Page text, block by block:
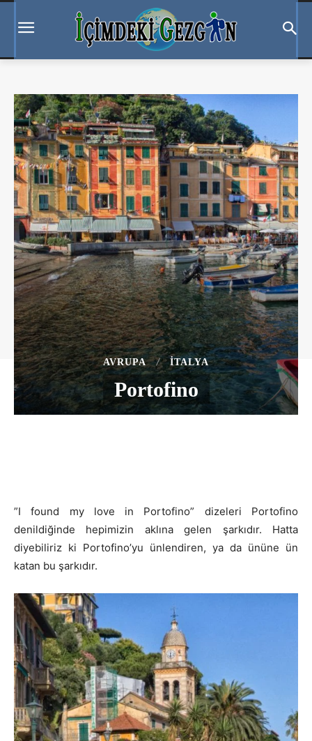
AVRUPA İTALYA
Portofino
”I found my love in Portofino” dizeleri Portofino
denildiğinde hepimizin aklına gelen şarkıdır. Hatta
diyebiliriz ki Portofino’yu ünlendiren, ya da ününe ün
katan bu şarkıdır.